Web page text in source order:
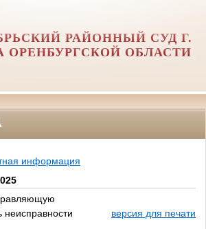
РАЙОННЫЙ СУД Г.
ОРЕНБУРГСКОЙ ОБЛАСТИ
информация
неисправности
версия для печати